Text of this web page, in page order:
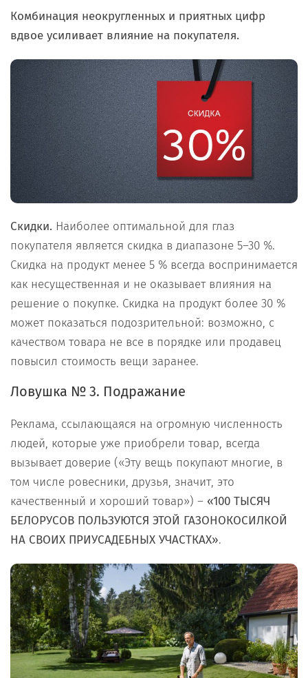
Комбинация неокругленных и приятных цифр
вдвое усиливает влияние на покупателя.
Скидки. Наиболее оптимальной для глаз
покупателя является скидка в диапазоне 5–30 %.
Скидка на продукт менее 5 % всегда воспринимается
как несущественная и не оказывает влияния на
решение о покупке. Скидка на продукт более 30 %
может показаться подозрительной: возможно, с
качеством товара не все в порядке или продавец
повысил стоимость вещи заранее.
Ловушка № 3. Подражание
Реклама, ссылающаяся на огромную численность
людей, которые уже приобрели товар, всегда
вызывает доверие («Эту вещь покупают многие, в
том числе ровесники, друзья, значит, это
качественный и хороший товар») – «100 ТЫСЯЧ
БЕЛОРУСОВ ПОЛЬЗУЮТСЯ ЭТОЙ ГАЗОНОКОСИЛКОЙ
НА СВОИХ ПРИУСАДЕБНЫХ УЧАСТКАХ».